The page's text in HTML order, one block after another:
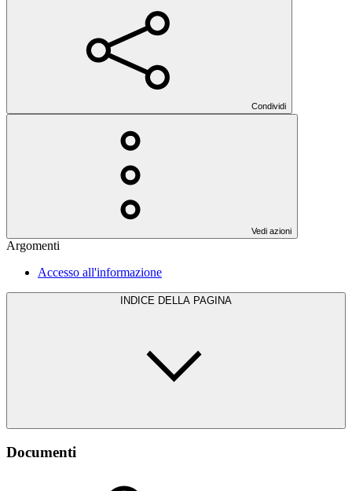
Condividi
Vedi azioni
Argomenti
Accesso all'informazione
INDICE DELLA PAGINA
Documenti